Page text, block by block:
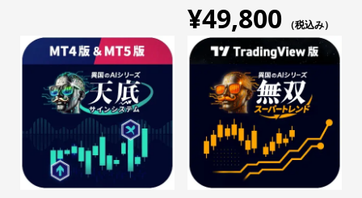
者評価に
基づく5段
うち、
点
¥49,800 （税込み）